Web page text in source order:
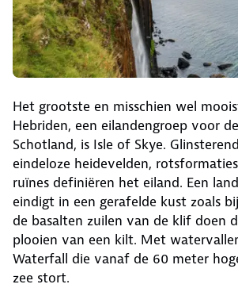
Het grootste en misschien wel
Hebriden, een eilandengroep voor
Schotland, is Isle of Skye.
eindeloze heidevelden,
ruïnes definiëren het eiland. Een
eindigt in een gerafelde kust zoals
de basalten zuilen van de klif doen
plooien van een kilt. Met
Waterfall die vanaf de 60 meter
zee stort.